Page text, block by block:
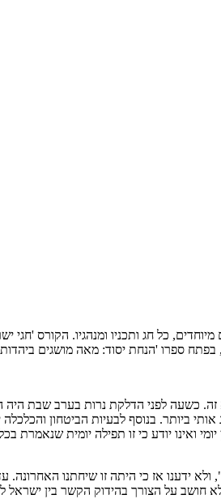
כל חג ותכניו ומנהגיו. הקורס 'חגי
ספרו 'הנחת יסוד: מאה מושגים
כשעה לפני הדלקת נרות בערב שבת היה
בנוסף לבעיות הביטחון והכלכלה
ואינו יודע כי זו תפילה יומית שנאמרת
ידענו אז כי היתה זו שיחתנו
חושב על הצורך בהידוק הקשר בין ישראל